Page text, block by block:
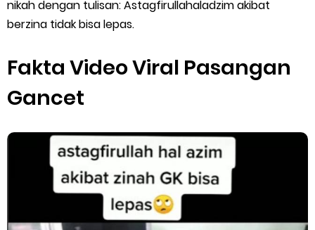
5 Cara Top Up InDriver dengan Mudah
10 Cara Jitu Autobid Untuk Lala Motor dan Mobil 2023
Cara Mudah Melihat QR dan Barcode Shopeepay
Enroute Drop: Arti dan Penjelasan Resi Gosend
Cara Transfer Gopay ke Shopeepay Tanpa Potongan
nikah dengan tulisan: Astagfirullahaladzim akibat
berzina tidak bisa lepas.
Fakta Video Viral Pasangan
Gancet